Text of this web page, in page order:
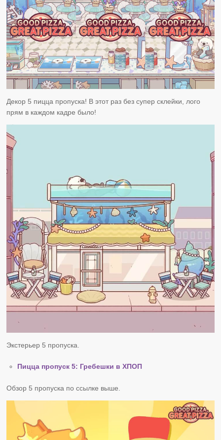
Декор 5 пицца пропуска! В этот раз без супер склейки, лого
прям в каждом кадре было!
Экстерьер 5 пропуска.
Пицца пропуск 5: Гребешки в ХПОП
Обзор 5 пропуска по ссылке выше.